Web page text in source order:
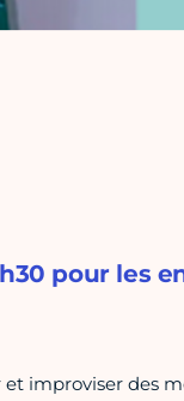
pour les
et improviser des